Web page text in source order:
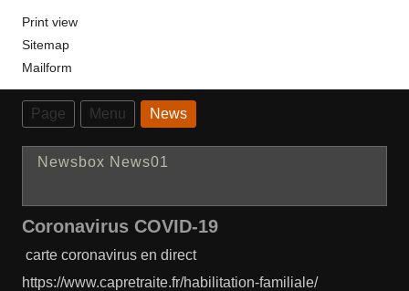
Print view
Sitemap
Mailform
Page Menu News
Newsbox News01
Coronavirus COVID-19
carte coronavirus en direct
https://www.capretraite.fr/habilitation-familiale/